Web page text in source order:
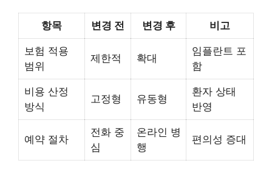
항목 변경 전 변경 후 비고
보험 적용
범위
제한적 확대
임플란트 포
함
비용 산정
방식
고정형 유동형
환자 상태
반영
예약 절차
전화 중
심
온라인 병
행
편의성 증대